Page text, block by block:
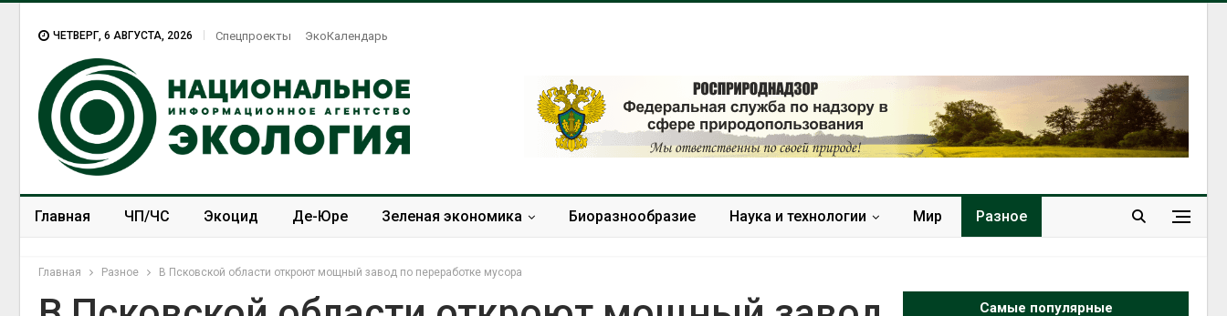
ЧЕТВЕРГ, 6 АВГУСТА, 2026 Спецпроекты ЭкоКалендарь
Главная ЧП/ЧС Экоцид Де-Юре Зеленая экономика Биоразнообразие Наука и технологии Мир Разное
Главная Разное В Псковской области откроют мощный завод по переработке мусора
Самые популярные